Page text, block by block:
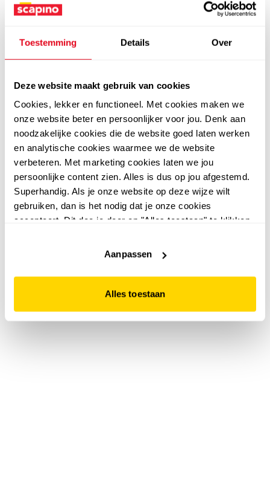
Toestemming Details Over
Deze website maakt gebruik van cookies
Cookies, lekker en functioneel. Met cookies maken we
onze website beter en persoonlijker voor jou. Denk aan
noodzakelijke cookies die de website goed laten werken
en analytische cookies waarmee we de website
verbeteren. Met marketing cookies laten we jou
persoonlijke content zien. Alles is dus op jou afgestemd.
Superhandig. Als je onze website op deze wijze wilt
gebruiken, dan is het nodig dat je onze cookies
accepteert. Dit doe je door op "Alles toestaan" te klikken.
website niet optimaal functioneert.
Aanpassen
Alles toestaan